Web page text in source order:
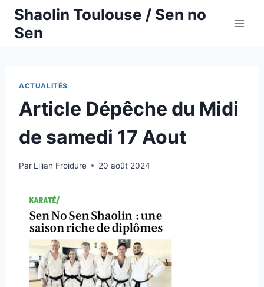
Aller
contenu
Shaolin Toulouse / Sen no
Sen
ACTUALITÉS
Article Dépêche du Midi
de samedi 17 Aout
Par Lilian Froidure 20 août 2024